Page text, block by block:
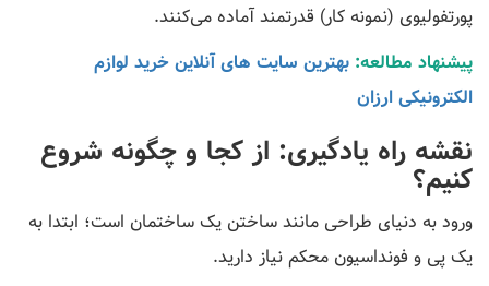
پورتفولیوی (نمونه کار) قدرتمند آماده می‌کنند.
پیشنهاد مطالعه: بهترین سایت های آنلاین خرید لوازم
الکترونیکی ارزان
نقشه راه یادگیری: از کجا و چگونه شروع
کنیم؟
ورود به دنیای طراحی مانند ساختن یک ساختمان است؛ ابتدا به
یک پی و فونداسیون محکم نیاز دارید.